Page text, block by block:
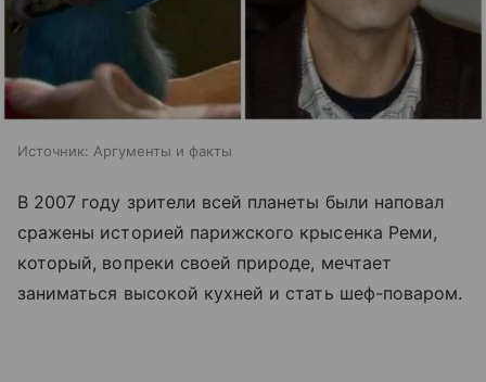
Источник: Аргументы и факты
В 2007 году зрители всей планеты были наповал
сражены историей парижского крысенка Реми,
который, вопреки своей природе, мечтает
заниматься высокой кухней и стать шеф-поваром.